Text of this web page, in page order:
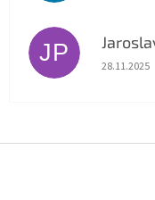
JP
28.11.2025